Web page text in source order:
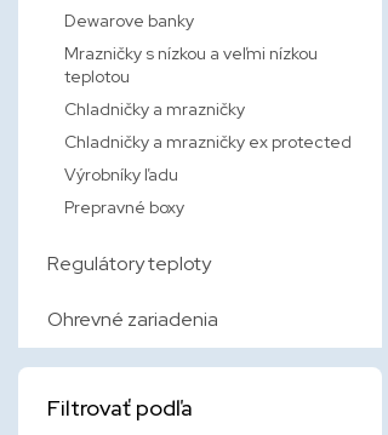
Dewarove banky
Mrazničky s nízkou a veľmi nízkou
teplotou
Chladničky a mrazničky
Chladničky a mrazničky ex protected
Výrobníky ľadu
Prepravné boxy
Regulátory teploty
Ohrevné zariadenia
Filtrovať podľa